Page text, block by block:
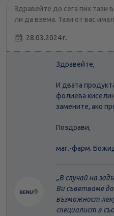
Здравейте до сега пих тази
ли да взема. Тази от вас
28.03.2024 г.
Здравейте,
И двата
фолиева
замените, ако
Поздрави,
маг.-фарм.
В случай на
Ви съветваме
възможност
специалист в